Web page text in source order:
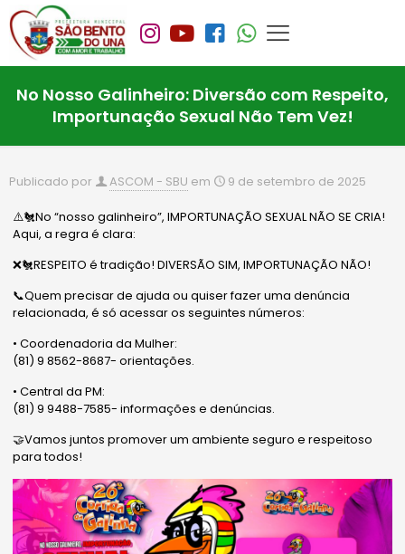
No Nosso Galinheiro: Diversão com Respeito,
Importunação Sexual Não Tem Vez!
Publicado por ASCOM - SBU em 9 de setembro de 2025
⚠️🐔No “nosso galinheiro”, IMPORTUNAÇÃO SEXUAL NÃO SE CRIA!
Aqui, a regra é clara:
❌🐔RESPEITO é tradição! DIVERSÃO SIM, IMPORTUNAÇÃO NÃO!
📞Quem precisar de ajuda ou quiser fazer uma denúncia
relacionada, é só acessar os seguintes números:
• Coordenadoria da Mulher:
(81) 9 8562-8687- orientações.
• Central da PM:
(81) 9 9488-7585- informações e denúncias.
🤝Vamos juntos promover um ambiente seguro e respeitoso
para todos!